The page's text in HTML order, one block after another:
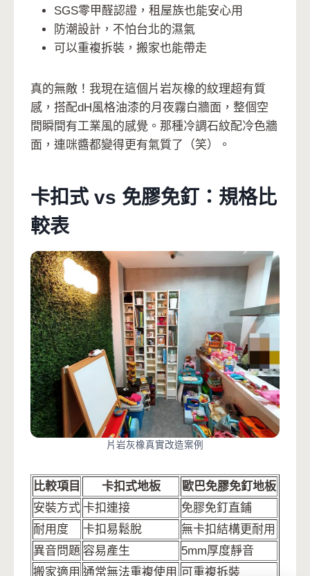
SGS零甲醛認證，租屋族也能安心用
防潮設計，不怕台北的濕氣
可以重複拆裝，搬家也能帶走
真的無敵！我現在這個片岩灰橡的紋理超有質
感，搭配dH風格油漆的月夜霧白牆面，整個空
間瞬間有工業風的感覺。那種冷調石紋配冷色牆
面，連咪醬都變得更有氣質了（笑）。
卡扣式 vs 免膠免釘：規格比
較表
片岩灰橡真實改造案例
比較項目 卡扣式地板
歐巴免膠免釘地板
安裝方式 卡扣連接
免膠免釘直鋪
耐用度
卡扣易鬆脫
無卡扣結構更耐用
異音問題 容易產生
5mm厚度靜音
搬家適用 通常無法重複使用 可重複拆裝